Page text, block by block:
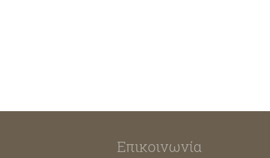
Επικοινωνία